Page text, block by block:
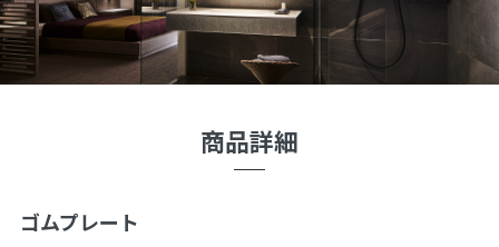
商品詳細
ゴムプレート